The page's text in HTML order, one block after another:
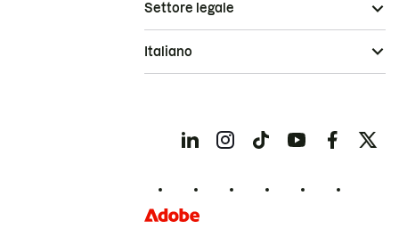
Settore legale
Italiano